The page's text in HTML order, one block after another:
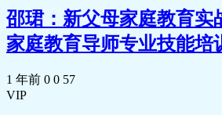
🎵 37.mp3
📄 37.pdf
🎵 38.mp3
📄 38.pdf
📄 39 .pdf
邵珺：新父母家庭教育实
家庭教育导师专业技能培
1 年前 0 0 57
VIP